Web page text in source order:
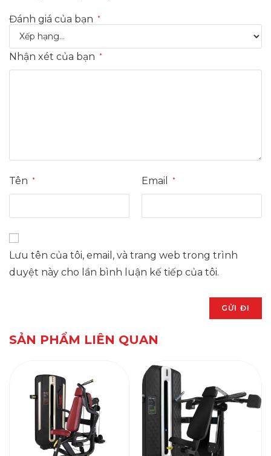
Đánh giá của bạn *
Nhận xét của bạn *
Tên * Email *
Lưu tên của tôi, email, và trang web trong trình
duyệt này cho lần bình luận kế tiếp của tôi.
SẢN PHẨM LIÊN QUAN